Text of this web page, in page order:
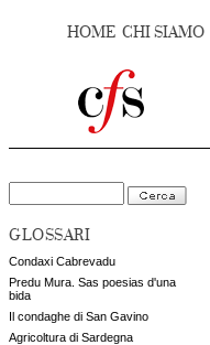
HOME CHI SIAMO
GLOSSARI
Condaxi Cabrevadu
Predu Mura. Sas poesias d'una
bida
Il condaghe di San Gavino
Agricoltura di Sardegna